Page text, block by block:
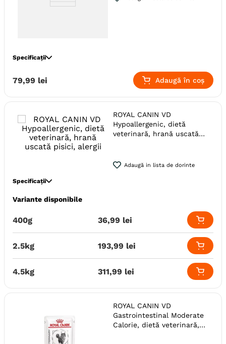
Specificații
Specie
Super-Premium
Indicatii Speciale
Sistem Renal
Ambalaj
Plic
79,99 lei Adaugă în coș
ROYAL CANIN VD
Hypoallergenic, dietă
veterinară, hrană uscată
Adaugă in lista de dorinte
Specificații
Specie
Monoproteic
Indicatii Speciale
Sistem Imunitar & Alergii
Royal Canin
Variante disponibile
400g 36,99 lei
2.5kg 193,99 lei
4.5kg 311,99 lei
ROYAL CANIN VD
Gastrointestinal Moderate
Calorie, dietă veterinară,